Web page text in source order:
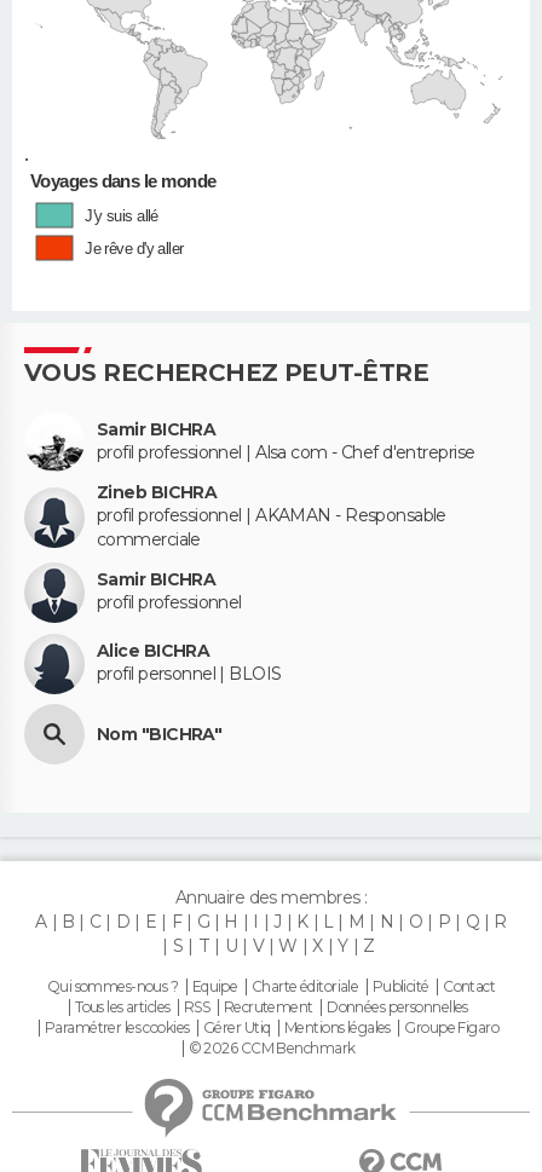
•
Voyages dans le monde
J'y suis allé
Je rêve d'y aller
VOUS RECHERCHEZ PEUT-ÊTRE
Samir BICHRA
profil professionnel | Alsa com - Chef d'entreprise
Zineb BICHRA
profil professionnel | AKAMAN - Responsable
commerciale
Samir BICHRA
profil professionnel
Alice BICHRA
profil personnel | BLOIS
Nom "BICHRA"
Annuaire des membres :
A
B C D E F G H J K L M N O P Q
R
S
T U V W X Y Z
Qui sommes-nous ? Equipe Charte éditoriale Publicité
Contact
Tous les articles
RSS Recrutement
Données personnelles
Paramétrer les cookies
Gérer Utiq Mentions légales
Groupe Figaro
© 2026 CCM Benchmark